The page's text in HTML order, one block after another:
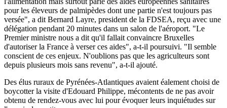
pour les éleveurs de palmipèdes dont une partie n'est toujours pas
versée", a dit Bernard Layre, president de la FDSEA, reçu avec une
délégation pendant 20 minutes dans un salon de l'aéroport. "Le
Premier ministre nous a dit qu'il fallait convaincre Bruxelles
d'autoriser la France à verser ces aides", a-t-il poursuivi. "Il semble
conscient de ces enjeux. N'oublions pas que les agriculteurs sont
depuis plusieurs mois sans revenu", a-t-il ajouté.
Des élus ruraux de Pyrénées-Atlantiques avaient éalement choisi de
boycotter la visite d'Edouard Philippe, mécontents de ne pas avoir
obtenu de rendez-vous avec lui pour évoquer leurs inquiétudes sur